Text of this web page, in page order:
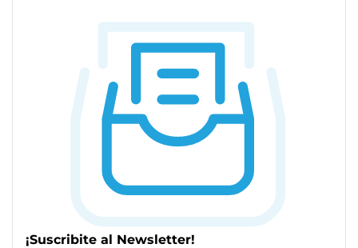
¡Suscribite al Newsletter!